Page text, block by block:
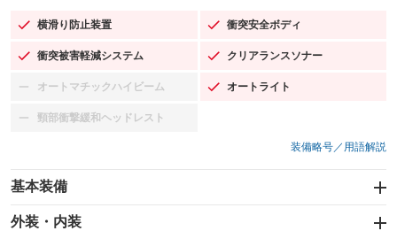
横滑り防止装置
：装備あり 衝突安全ボディ
：装備あり
衝突被害軽減システム
：装備あり クリアランスソナー
：装備あり
オートマチックハイビーム
：装備なし オートライト
：装備あり
頸部衝撃緩和ヘッドレスト
：装備なし
装備略号／用語解説
基本装備
エアバッグ：運転席/助手席/サイド
：装備あり
外装・内装